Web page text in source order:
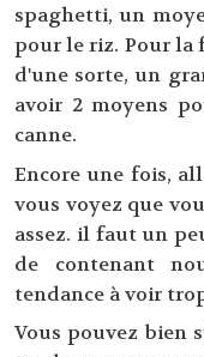
spaghetti, un
pour le riz. Pour la
d'une sorte, un
avoir 2 moyens
canne.
Encore une fois,
vous voyez que
assez. il faut un
de contenant
tendance à voir
Vous pouvez bien